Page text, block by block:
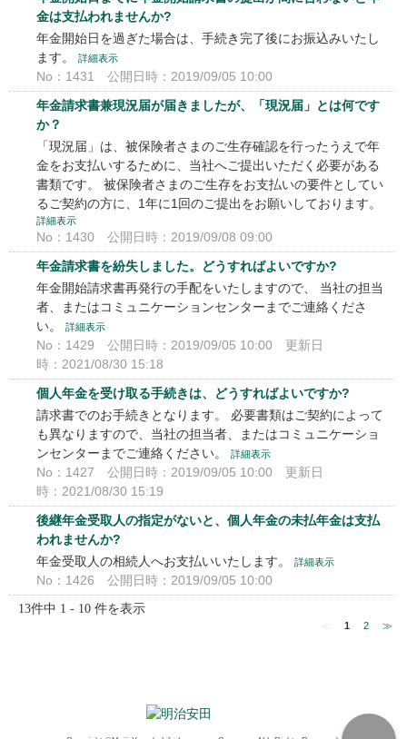
金は支払われませんか?
年金開始日を過ぎた場合は、手続き完了後にお振込みいたし
ます。
詳細表示
No：1431
公開日時：2019/09/05 10:00
年金請求書兼現況届が届きましたが、「現況届」とは何です
か？
「現況届」は、被保険者さまのご生存確認を行ったうえで年
金をお支払いするために、当社へご提出いただく必要がある
書類です。 被保険者さまのご生存をお支払いの要件としてい
るご契約の方に、1年に1回のご提出をお願いしております。
詳細表示
No：1430
公開日時：2019/09/08 09:00
年金請求書を紛失しました。どうすればよいですか?
年金開始請求書再発行の手配をいたしますので、 当社の担当
者、またはコミュニケーションセンターまでご連絡くださ
い。
詳細表示
No：1429 公開日時：2019/09/05 10:00
更新日
時：2021/08/30 15:18
個人年金を受け取る手続きは、どうすればよいですか?
請求書でのお手続きとなります。 必要書類はご契約によって
も異なりますので、当社の担当者、またはコミュニケーショ
ンセンターまでご連絡ください。
詳細表示
No：1427 公開日時：2019/09/05 10:00
更新日
時：2021/08/30 15:19
後継年金受取人の指定がないと、個人年金の未払年金は支払
われませんか?
年金受取人の相続人へお支払いいたします。
詳細表示
No：1426 公開日時：2019/09/05 10:00
13件中 1 - 10 件を表示
1 2 ≫